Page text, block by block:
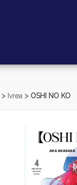
> Ivrea > OSHI NO KO